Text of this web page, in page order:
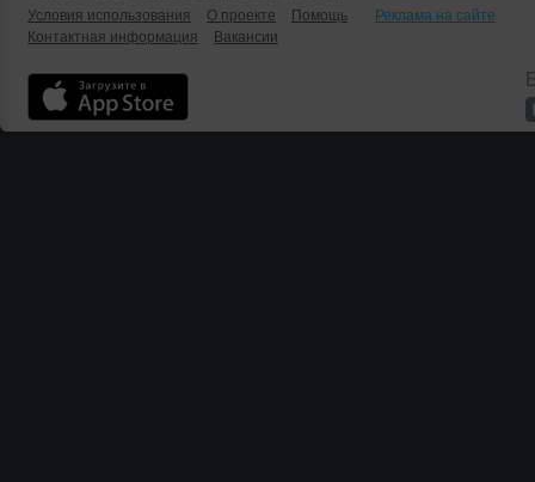
Условия использования
О проекте Помощь
Реклама на сайте
Контактная информация
Вакансии